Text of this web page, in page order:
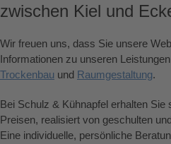
zwischen Kiel und
Wir freuen uns, dass Sie unsere
Informationen zu unseren Leistungen
Trockenbau und Raumgestaltung.
Bei Schulz & Kühnapfel erhalten
Preisen, realisiert von geschulten
Eine individuelle, persönliche